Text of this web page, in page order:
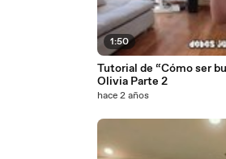
1:50
Tutorial de “Cómo ser
Olivia Parte 2
hace 2 años